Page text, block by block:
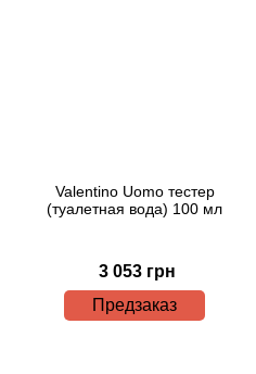
Valentino Uomo тестер
(туалетная вода) 100 мл
3 053 грн
Предзаказ